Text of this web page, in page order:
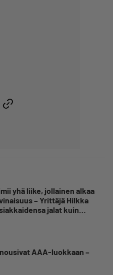
yhä liike, jollainen alkaa
– Yrittäjä Hilkka
jalat kuin
AAA-luokkaan –